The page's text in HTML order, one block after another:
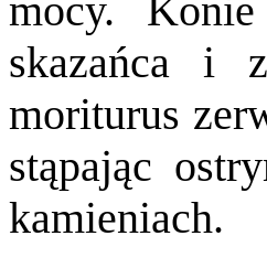
mocy. Konie
skazańca i
moriturus
stąpając
kamieniach.